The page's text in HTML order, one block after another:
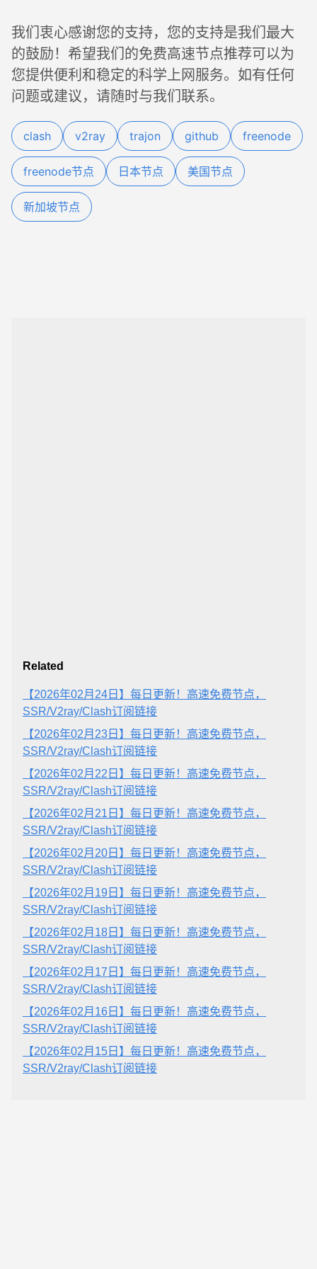
我们衷心感谢您的支持，您的支持是我们最大
的鼓励！希望我们的免费高速节点推荐可以为
您提供便利和稳定的科学上网服务。如有任何
问题或建议，请随时与我们联系。
clash v2ray trajon github freenode
freenode节点 日本节点 美国节点
新加坡节点
Related
【2026年02月24日】每日更新！高速免费节点，
SSR/V2ray/Clash订阅链接
【2026年02月23日】每日更新！高速免费节点，
SSR/V2ray/Clash订阅链接
【2026年02月22日】每日更新！高速免费节点，
SSR/V2ray/Clash订阅链接
【2026年02月21日】每日更新！高速免费节点，
SSR/V2ray/Clash订阅链接
【2026年02月20日】每日更新！高速免费节点，
SSR/V2ray/Clash订阅链接
【2026年02月19日】每日更新！高速免费节点，
SSR/V2ray/Clash订阅链接
【2026年02月18日】每日更新！高速免费节点，
SSR/V2ray/Clash订阅链接
【2026年02月17日】每日更新！高速免费节点，
SSR/V2ray/Clash订阅链接
【2026年02月16日】每日更新！高速免费节点，
SSR/V2ray/Clash订阅链接
【2026年02月15日】每日更新！高速免费节点，
SSR/V2ray/Clash订阅链接